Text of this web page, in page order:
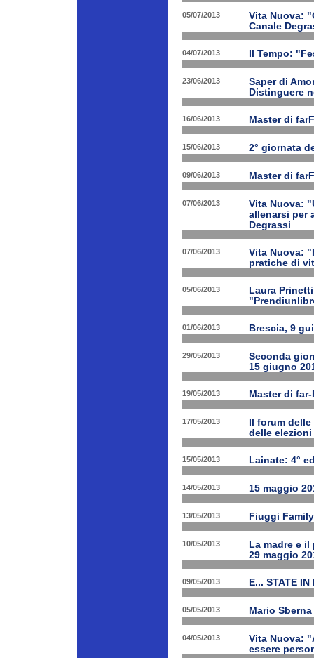
05/07/2013
Vita Nuova:
Canale
04/07/2013 Il Tempo:
23/06/2013
Saper di
Distinguere
16/06/2013 Master di
15/06/2013 2° giornata
09/06/2013 Master di
07/06/2013
Vita Nuova:
allenarsi per
Degrassi
07/06/2013
Vita Nuova:
pratiche di
05/06/2013
Laura
01/06/2013 Brescia, 9
29/05/2013
Seconda
15 giugno
19/05/2013 Master di
17/05/2013
Il forum
delle elezioni
15/05/2013 Lainate: 4°
14/05/2013 15 maggio
13/05/2013 Fiuggi
10/05/2013
La madre e
29 maggio
09/05/2013 E... STATE
05/05/2013 Mario
04/05/2013
Vita Nuova:
essere